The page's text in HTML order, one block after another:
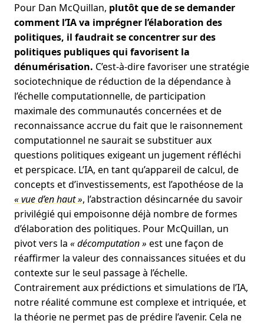
Pour Dan McQuillan, plutôt que de se demander
comment l’IA va imprégner l’élaboration des
politiques, il faudrait se concentrer sur des
politiques publiques qui favorisent la
dénumérisation. C’est-à-dire favoriser une stratégie
sociotechnique de réduction de la dépendance à
l’échelle computationnelle, de participation
maximale des communautés concernées et de
reconnaissance accrue du fait que le raisonnement
computationnel ne saurait se substituer aux
questions politiques exigeant un jugement réfléchi
et perspicace. L’IA, en tant qu’appareil de calcul, de
concepts et d’investissements, est l’apothéose de la
« vue d’en haut », l’abstraction désincarnée du savoir
privilégié qui empoisonne déjà nombre de formes
d’élaboration des politiques. Pour McQuillan, un
pivot vers la « décomputation » est une façon de
réaffirmer la valeur des connaissances situées et du
contexte sur le seul passage à l’échelle.
Contrairement aux prédictions et simulations de l’IA,
notre réalité commune est complexe et intriquée, et
la théorie ne permet pas de prédire l’avenir. Cela ne